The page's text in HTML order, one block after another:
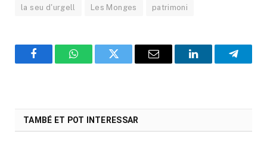
la seu d'urgell Les Monges patrimoni
FacebookWhatsAppTwitter Email LinkedIn
TAMBÉ ET POT INTERESSAR